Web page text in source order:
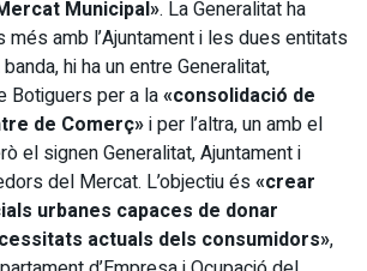
Municipal». La Generalitat ha
més amb l’Ajuntament i les dues entitats
hi ha un entre Generalitat,
Botiguers per a la«consolidació de
de Comerç»i per l’altra, un amb el
el signen Generalitat, Ajuntament i
del Mercat. L’objectiu és«crear
urbanes capaces de donar
actuals dels consumidors»,